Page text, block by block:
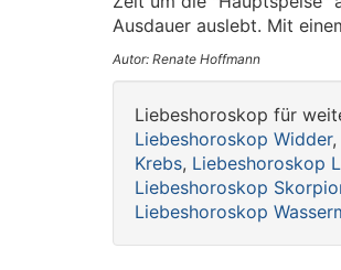
Ausdauer auslebt. Mit
Autor: Renate Hoffmann
Liebeshoroskop für
Liebeshoroskop Widder,
Krebs, Liebeshoroskop
Liebeshoroskop
Liebeshoroskop